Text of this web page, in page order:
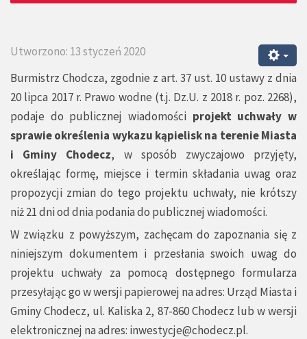
Utworzono: 13 styczeń 2020
Burmistrz Chodcza, zgodnie z art. 37 ust. 10 ustawy z dnia
20 lipca 2017 r. Prawo wodne (t.j. Dz.U. z 2018 r. poz. 2268),
podaje do publicznej wiadomości projekt uchwały w
sprawie określenia wykazu kąpielisk na terenie Miasta
i Gminy Chodecz, w sposób zwyczajowo przyjęty,
określając formę, miejsce i termin składania uwag oraz
propozycji zmian do tego projektu uchwały, nie krótszy
niż 21 dni od dnia podania do publicznej wiadomości.
W związku z powyższym, zachęcam do zapoznania się z
niniejszym dokumentem i przesłania swoich uwag do
projektu uchwały za pomocą dostępnego formularza
przesyłając go w wersji papierowej na adres: Urząd Miasta i
Gminy Chodecz, ul. Kaliska 2, 87-860 Chodecz lub w wersji
elektronicznej na adres: inwestycje@chodecz.pl.